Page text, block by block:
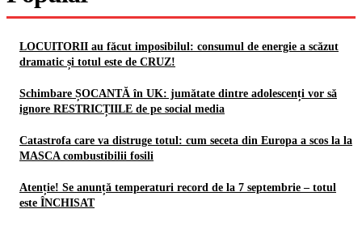
LOCUITORII au făcut imposibilul: consumul de energie a scăzut
dramatic și totul este de CRUZ!
Schimbare ȘOCANTĂ în UK: jumătate dintre adolescenți vor să
ignore RESTRICȚIILE de pe social media
Catastrofa care va distruge totul: cum seceta din Europa a scos la la
MASCA combustibilii fosili
Atenție! Se anunță temperaturi record de la 7 septembrie – totul
este ÎNCHISAT